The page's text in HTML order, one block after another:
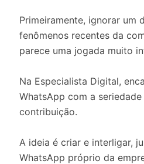
Primeiramente, ignorar um
fenômenos recentes da
parece uma jogada muito
Na Especialista Digital,
WhatsApp com a
contribuição.
A ideia é criar e interligar,
WhatsApp próprio da